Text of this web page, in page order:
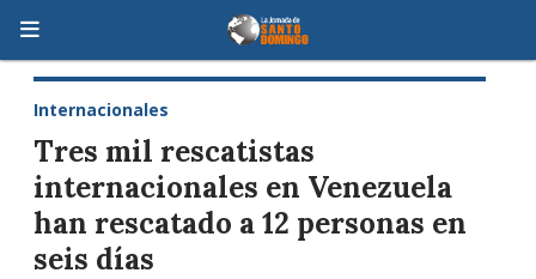
Tres mil rescatistas
internacionales en Venezuela
han rescatado a 12 personas en
seis días
Internacionales